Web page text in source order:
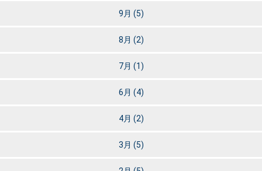
9月 (5)
8月 (2)
7月 (1)
6月 (4)
4月 (2)
3月 (5)